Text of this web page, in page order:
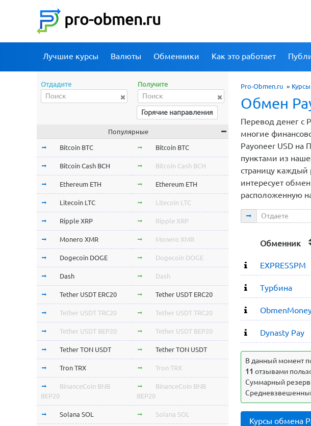
pro-obmen.ru
Лучшие курсы Валюты Обменники Как это работает
Pro-Obmen.ru »
Обмен
Перевод денег с
многие
Payoneer USD на
пунктами из
страницу каждый
интересует
расположенную
Отдаете
Обменник
EXPRESSPM
Турбина
Dynasty Pay
В данный момент
11 отзывами
Суммарный
Курсы обмена
Отдадите Получите
Горячие направления
Популярные
Bitcoin BTC Bitcoin BTC
Bitcoin Cash BCH Bitcoin Cash BCH
Ethereum ETH Ethereum ETH
Litecoin LTC Litecoin LTC
Ripple XRP Ripple XRP
Monero XMR Monero XMR
Dogecoin DOGE Dogecoin DOGE
Dash Dash
Tether USDT ERC20 Tether USDT ERC20
Tether USDT TRC20 Tether USDT TRC20
Tether USDT BEP20 Tether USDT BEP20
Tether TON USDT Tether TON USDT
Tron TRX Tron TRX
BinanceCoin BNB
BEP20
BinanceCoin BNB
BEP20
Solana SOL Solana SOL